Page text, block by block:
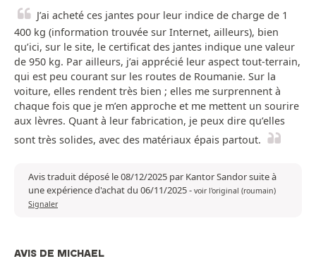
J’ai acheté ces jantes pour leur indice de charge de 1
400 kg (information trouvée sur Internet, ailleurs), bien
qu’ici, sur le site, le certificat des jantes indique une valeur
de 950 kg. Par ailleurs, j’ai apprécié leur aspect tout-terrain,
qui est peu courant sur les routes de Roumanie. Sur la
voiture, elles rendent très bien ; elles me surprennent à
chaque fois que je m’en approche et me mettent un sourire
aux lèvres. Quant à leur fabrication, je peux dire qu’elles
sont très solides, avec des matériaux épais partout.
Avis traduit déposé le 08/12/2025 par Kantor Sandor suite à
une expérience d'achat du 06/11/2025- voir l'original (roumain)
Signaler
AVIS DE MICHAEL